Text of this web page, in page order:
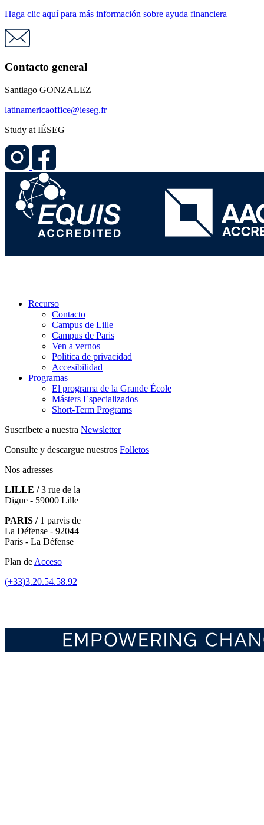
Haga clic aquí para más información sobre ayuda financiera
Contacto general
Santiago GONZALEZ
latinamericaoffice@ieseg.fr
Study at IÉSEG
Recurso
Contacto
Campus de Lille
Campus de Paris
Ven a vernos
Politica de privacidad
Accesibilidad
Programas
El programa de la Grande École
Másters Especializados
Short-Term Programs
Suscríbete a nuestra Newsletter
Consulte y descargue nuestros Folletos
Nos adresses
LILLE /3 rue de la
Digue - 59000 Lille
PARIS /1 parvis de
La Défense - 92044
Paris - La Défense
Plan de Acceso
(+33)3.20.54.58.92